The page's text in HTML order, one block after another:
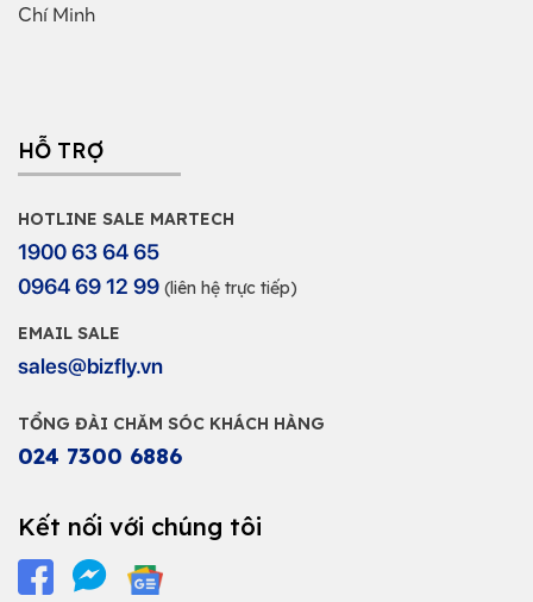
Chí Minh
HỖ TRỢ
HOTLINE SALE MARTECH
1900 63 64 65
0964 69 12 99 (liên hệ trực tiếp)
EMAIL SALE
sales@bizfly.vn
TỔNG ĐÀI CHĂM SÓC KHÁCH HÀNG
024 7300 6886
Kết nối với chúng tôi